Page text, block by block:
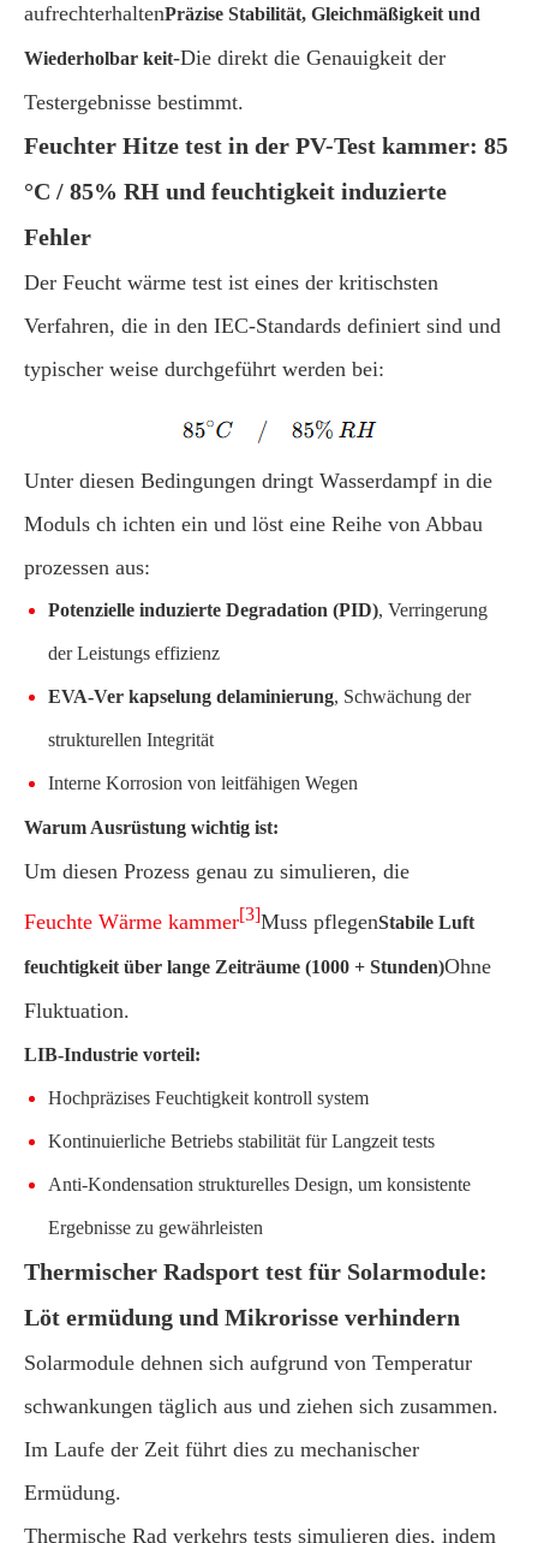
aufrechterhaltenPräzise Stabilität, Gleichmäßigkeit und
Wiederholbar keit-Die direkt die Genauigkeit der
Testergebnisse bestimmt.
Feuchter Hitze test in der PV-Test kammer: 85
°C / 85% RH und feuchtigkeit induzierte
Fehler
Der Feucht wärme test ist eines der kritischsten
Verfahren, die in den IEC-Standards definiert sind und
typischer weise durchgeführt werden bei:
Unter diesen Bedingungen dringt Wasserdampf in die
Moduls ch ichten ein und löst eine Reihe von Abbau
prozessen aus:
Potenzielle induzierte Degradation (PID), Verringerung
der Leistungs effizienz
EVA-Ver kapselung delaminierung, Schwächung der
strukturellen Integrität
Interne Korrosion von leitfähigen Wegen
Warum Ausrüstung wichtig ist:
Um diesen Prozess genau zu simulieren, die
Feuchte Wärme kammer[3]Muss pflegenStabile Luft
feuchtigkeit über lange Zeiträume (1000 + Stunden)Ohne
Fluktuation.
LIB-Industrie vorteil:
Hochpräzises Feuchtigkeit kontroll system
Kontinuierliche Betriebs stabilität für Langzeit tests
Anti-Kondensation strukturelles Design, um konsistente
Ergebnisse zu gewährleisten
Thermischer Radsport test für Solarmodule:
Löt ermüdung und Mikrorisse verhindern
Solarmodule dehnen sich aufgrund von Temperatur
schwankungen täglich aus und ziehen sich zusammen.
Im Laufe der Zeit führt dies zu mechanischer
Ermüdung.
Thermische Rad verkehrs tests simulieren dies, indem